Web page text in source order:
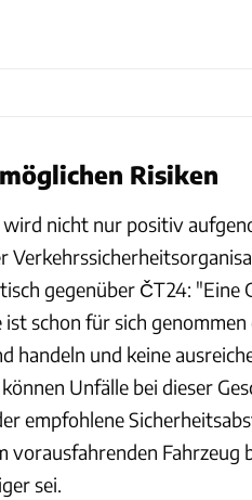
Risiken
nicht nur positiv
gegenüber ČT24: "Eine
schon für sich
handeln und keine
Unfälle bei dieser
empfohlene
vorausfahrenden Fahrzeug
sei.